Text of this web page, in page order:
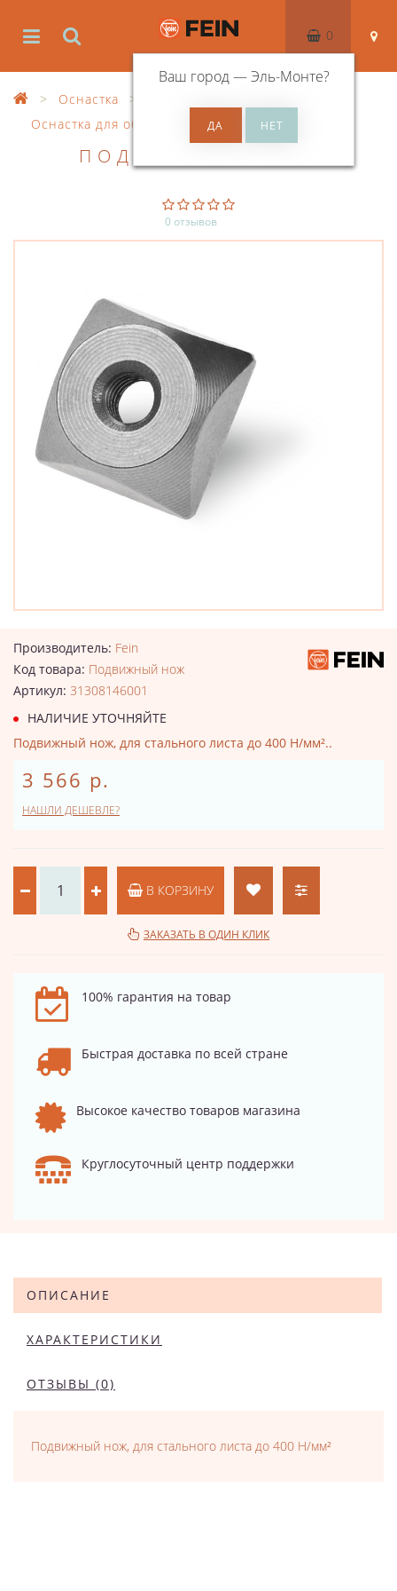
Ваш город —Эль-Монте?
0
Оснастка
Оснастка для обработки листового металла
ПОДВИЖНЫЙ НОЖ
0 отзывов
Производитель: Fein
Код товара: Подвижный нож
Артикул: 31308146001
НАЛИЧИЕ УТОЧНЯЙТЕ
Подвижный нож, для стального листа до 400 Н/мм²..
3 566 р.
НАШЛИ ДЕШЕВЛЕ?
В КОРЗИНУ
ЗАКАЗАТЬ В ОДИН КЛИК
100% гарантия на товар
Быстрая доставка по всей стране
Высокое качество товаров магазина
Круглосуточный центр поддержки
ОПИСАНИЕ
ХАРАКТЕРИСТИКИ
ОТЗЫВЫ (0)
Подвижный нож, для стального листа до 400 Н/мм²